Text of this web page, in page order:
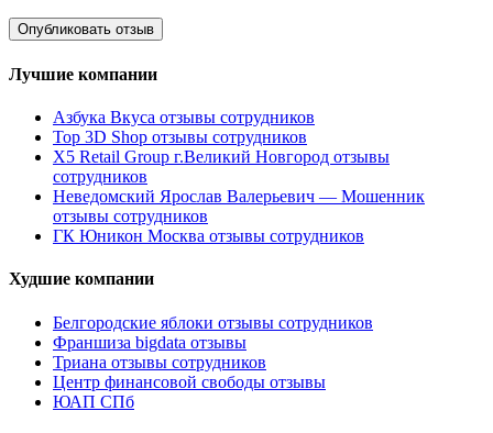
Лучшие компании
Азбука Вкуса отзывы сотрудников
Top 3D Shop отзывы сотрудников
X5 Retail Group г.Великий Новгород отзывы
сотрудников
Неведомский Ярослав Валерьевич — Мошенник
отзывы сотрудников
ГК Юникон Москва отзывы сотрудников
Худшие компании
Белгородские яблоки отзывы сотрудников
Франшиза bigdata отзывы
Триана отзывы сотрудников
Центр финансовой свободы отзывы
ЮАП СПб